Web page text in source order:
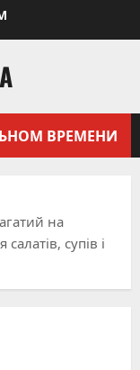
ВРЕМЕНИ
на
супів і